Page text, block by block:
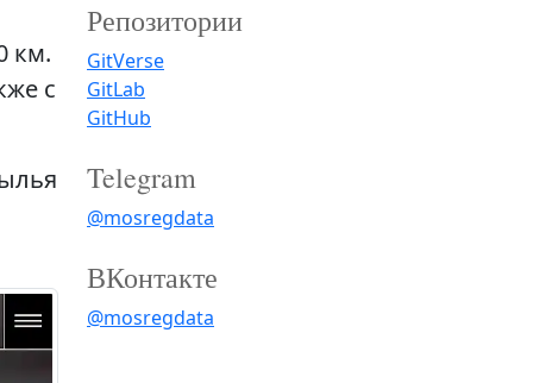
км.
с
Репозитории
GitVerse
GitLab
GitHub
Telegram
@mosregdata
ВКонтакте
@mosregdata